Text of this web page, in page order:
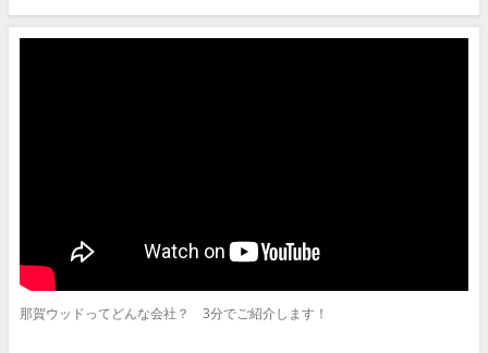
那賀ウッドってどんな会社？ 3分でご紹介します！